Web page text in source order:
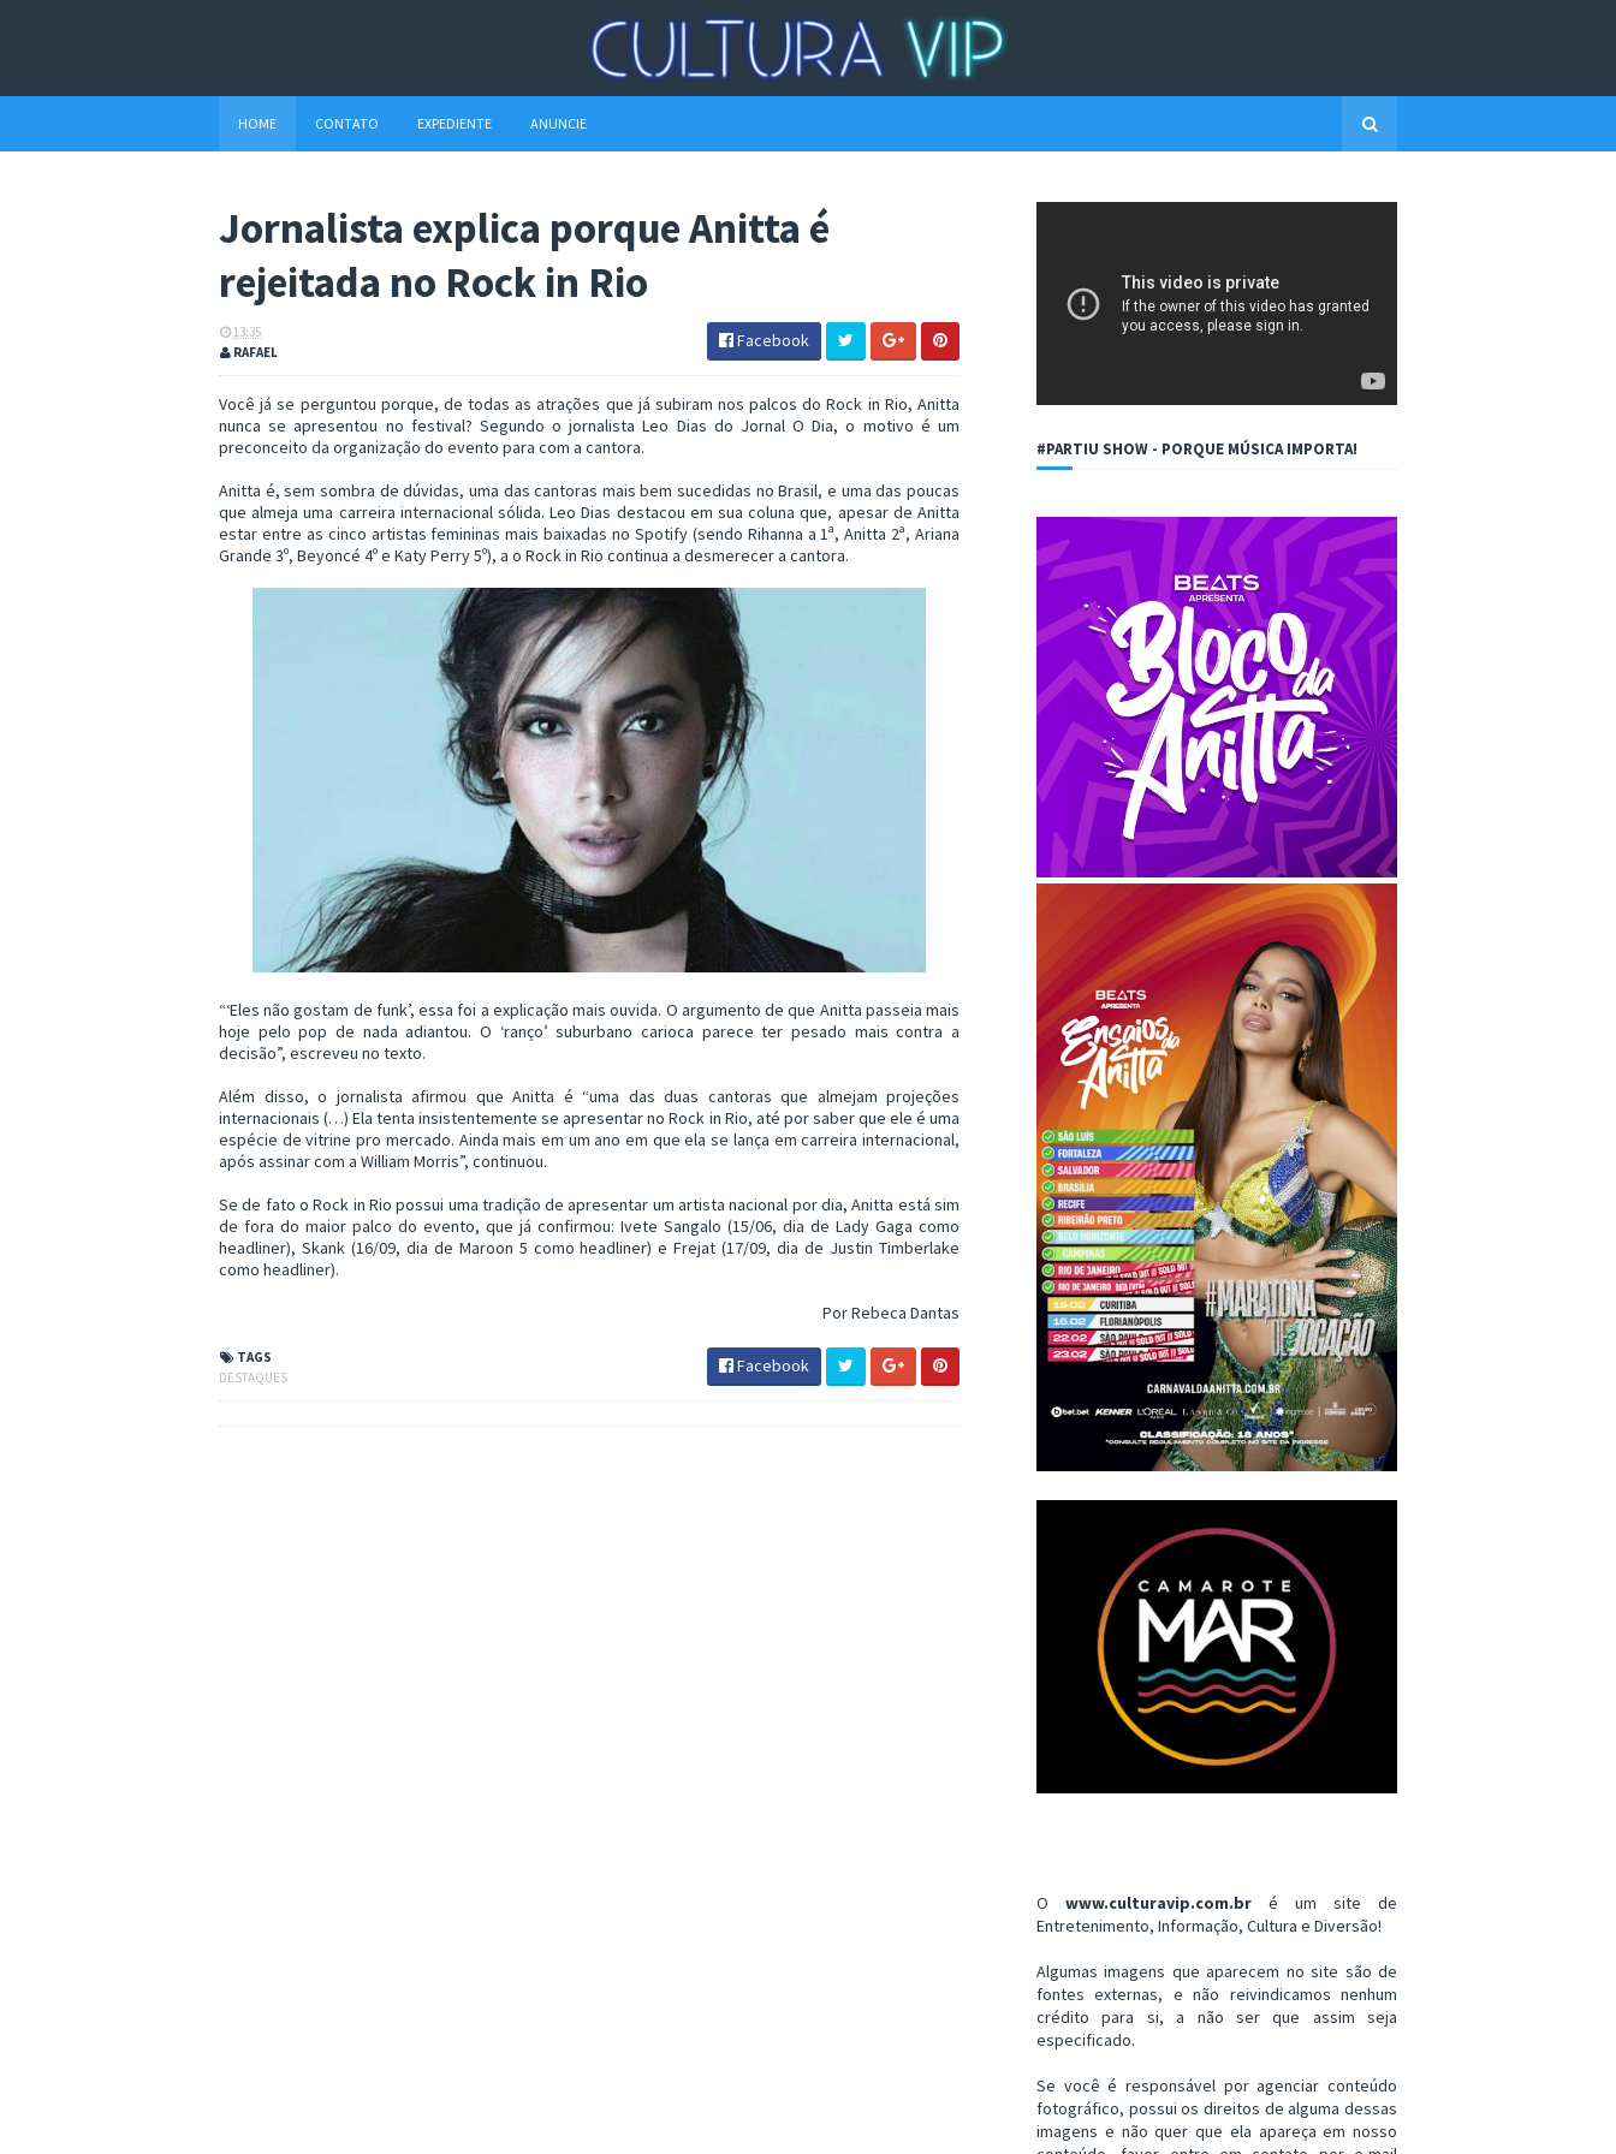
HOME CONTATO EXPEDIENTE ANUNCIE
Jornalista explica porque Anitta é
rejeitada no Rock in Rio
13:35
RAFAEL
Facebook
Você já se perguntou porque, de todas as atrações que já subiram nos palcos do Rock in Rio, Anitta
nunca se apresentou no festival? Segundo o jornalista Leo Dias do Jornal O Dia, o motivo é um
preconceito da organização do evento para com a cantora.
Anitta é, sem sombra de dúvidas, uma das cantoras mais bem sucedidas no Brasil, e uma das poucas
que almeja uma carreira internacional sólida. Leo Dias destacou em sua coluna que, apesar de Anitta
estar entre as cinco artistas femininas mais baixadas no Spotify (sendo Rihanna a 1ª, Anitta 2ª, Ariana
Grande 3º, Beyoncé 4º e Katy Perry 5º), a o Rock in Rio continua a desmerecer a cantora.
“‘Eles não gostam de funk’, essa foi a explicação mais ouvida. O argumento de que Anitta passeia mais
hoje pelo pop de nada adiantou. O ‘ranço’ suburbano carioca parece ter pesado mais contra a
decisão”, escreveu no texto.
Além disso, o jornalista afirmou que Anitta é “uma das duas cantoras que almejam projeções
internacionais (…) Ela tenta insistentemente se apresentar no Rock in Rio, até por saber que ele é uma
espécie de vitrine pro mercado. Ainda mais em um ano em que ela se lança em carreira internacional,
após assinar com a William Morris”, continuou.
Se de fato o Rock in Rio possui uma tradição de apresentar um artista nacional por dia, Anitta está sim
de fora do maior palco do evento, que já confirmou: Ivete Sangalo (15/06, dia de Lady Gaga como
headliner), Skank (16/09, dia de Maroon 5 como headliner) e Frejat (17/09, dia de Justin Timberlake
como headliner).
Por Rebeca Dantas
TAGS
DESTAQUES
Facebook
#PARTIU SHOW - PORQUE MÚSICA IMPORTA!
O www.culturavip.com.br é um site de
Entretenimento, Informação, Cultura e Diversão!
Algumas imagens que aparecem no site são de
fontes externas, e não reivindicamos nenhum
crédito para si, a não ser que assim seja
especificado.
Se você é responsável por agenciar conteúdo
fotográfico, possui os direitos de alguma dessas
imagens e não quer que ela apareça em nosso